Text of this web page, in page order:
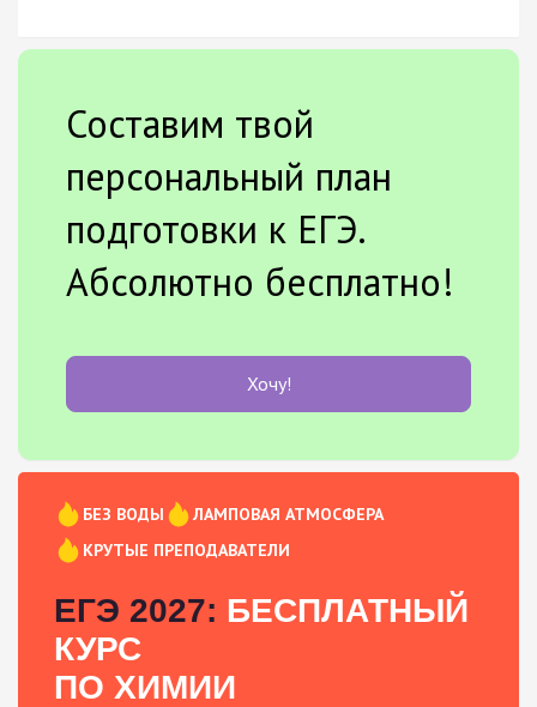
Составим твой
персональный план
подготовки к ЕГЭ.
Абсолютно бесплатно!
Хочу!
БЕЗ ВОДЫ
ЛАМПОВАЯ АТМОСФЕРА
КРУТЫЕ ПРЕПОДАВАТЕЛИ
ЕГЭ 2027: БЕСПЛАТНЫЙ
КУРС
ПО ХИМИИ